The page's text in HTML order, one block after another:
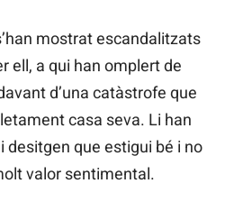
mostrat escandalitzats
ell, a qui han omplert de
d’una catàstrofe que
casa seva. Li han
desitgen que estigui bé i no
valor sentimental.